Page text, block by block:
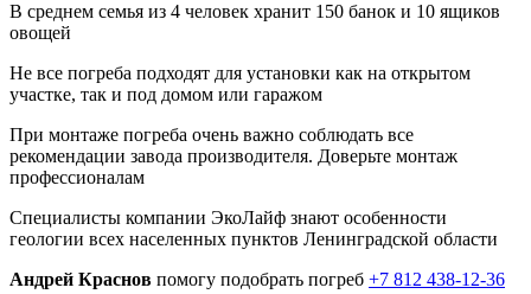
В среднем семья из 4 человек хранит 150 банок и 10 ящиков
овощей
Не все погреба подходят для установки как на открытом
участке, так и под домом или гаражом
При монтаже погреба очень важно соблюдать все
рекомендации завода производителя. Доверьте монтаж
профессионалам
Специалисты компании ЭкоЛайф знают особенности
геологии всех населенных пунктов Ленинградской области
Андрей Краснов помогу подобрать погреб +7 812 438-12-36